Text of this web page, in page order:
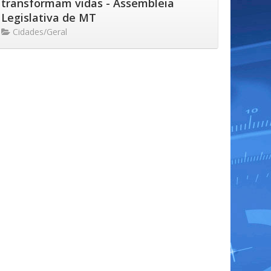
transformam vidas - Assembleia
Legislativa de MT
Cidades/Geral